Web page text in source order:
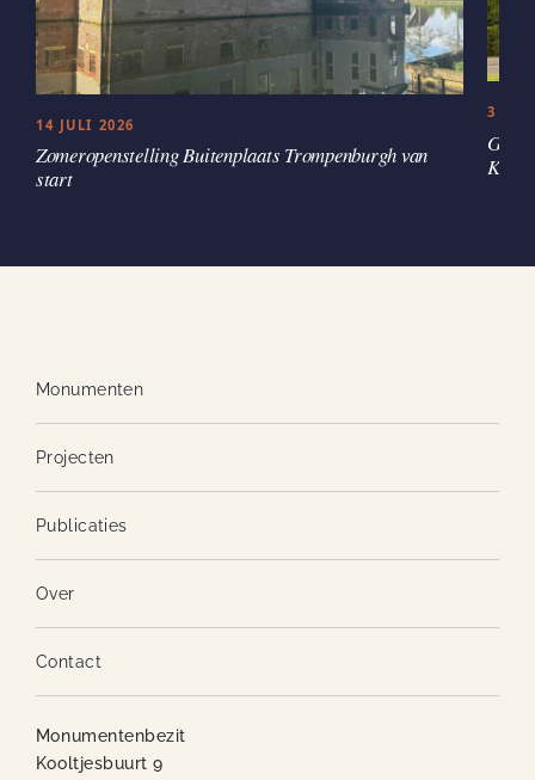
14 JULI 2026
Zomeropenstelling Buitenplaats Trompenburgh van
start
3
Monumenten
Projecten
Publicaties
Over
Contact
Monumentenbezit
Kooltjesbuurt 9